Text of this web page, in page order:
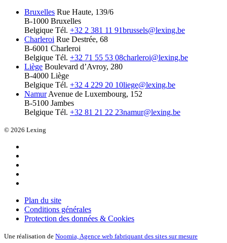
Bruxelles Rue Haute, 139/6
B-1000 Bruxelles
Belgique Tél. +32 2 381 11 91brussels@lexing.be
Charleroi Rue Destrée, 68
B-6001 Charleroi
Belgique Tél. +32 71 55 53 08charleroi@lexing.be
Liège Boulevard d’Avroy, 280
B-4000 Liège
Belgique Tél. +32 4 229 20 10liege@lexing.be
Namur Avenue de Luxembourg, 152
B-5100 Jambes
Belgique Tél. +32 81 21 22 23namur@lexing.be
© 2026 Lexing
Plan du site
Conditions générales
Protection des données & Cookies
Une réalisation de Noomia, Agence web fabriquant des sites sur mesure